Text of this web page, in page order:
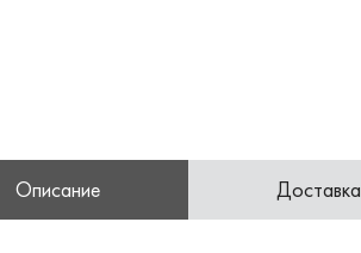
Описание Доставка